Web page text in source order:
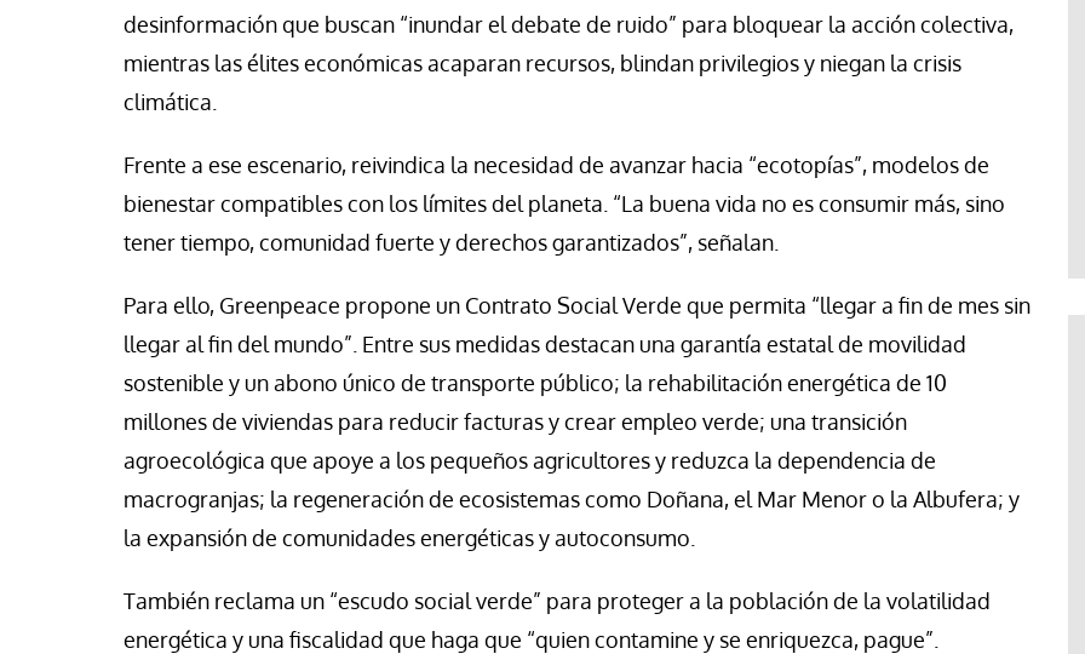
desinformación que buscan “inundar el debate de ruido” para bloquear la acción colectiva,
mientras las élites económicas acaparan recursos, blindan privilegios y niegan la crisis
climática.
Frente a ese escenario, reivindica la necesidad de avanzar hacia “ecotopías”, modelos de
bienestar compatibles con los límites del planeta. “La buena vida no es consumir más, sino
tener tiempo, comunidad fuerte y derechos garantizados”, señalan.
Para ello, Greenpeace propone un Contrato Social Verde que permita “llegar a fin de mes sin
llegar al fin del mundo”. Entre sus medidas destacan una garantía estatal de movilidad
sostenible y un abono único de transporte público; la rehabilitación energética de 10
millones de viviendas para reducir facturas y crear empleo verde; una transición
agroecológica que apoye a los pequeños agricultores y reduzca la dependencia de
macrogranjas; la regeneración de ecosistemas como Doñana, el Mar Menor o la Albufera; y
la expansión de comunidades energéticas y autoconsumo.
También reclama un “escudo social verde” para proteger a la población de la volatilidad
energética y una fiscalidad que haga que “quien contamine y se enriquezca, pague”.